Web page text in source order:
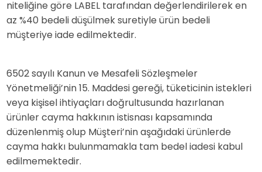
niteliğine göre LABEL tarafından değerlendirilerek en
az %40 bedeli düşülmek suretiyle ürün bedeli
müşteriye iade edilmektedir.
6502 sayılı Kanun ve Mesafeli Sözleşmeler
Yönetmeliği’nin 15. Maddesi gereği, tüketicinin istekleri
veya kişisel ihtiyaçları doğrultusunda hazırlanan
ürünler cayma hakkının istisnası kapsamında
düzenlenmiş olup Müşteri’nin aşağıdaki ürünlerde
cayma hakkı bulunmamakla tam bedel iadesi kabul
edilmemektedir.